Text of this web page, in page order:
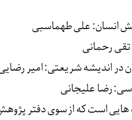
انسان: علی طهماسبی
رحمانی
در اندیشه شریعتی: امیر
رضا علیجانی
هایی است که از سوی دفتر